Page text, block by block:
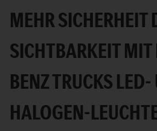
MEHR SICHERHEIT
SICHTBARKEIT
BENZ TRUCKS
HALOGEN-